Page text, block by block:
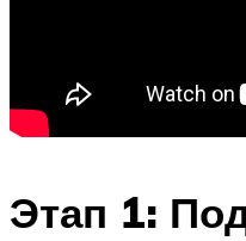
Этап 1: